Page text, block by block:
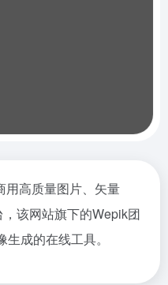
用高质量图片、矢量
该网站旗下的Wepik团
成的在线工具。